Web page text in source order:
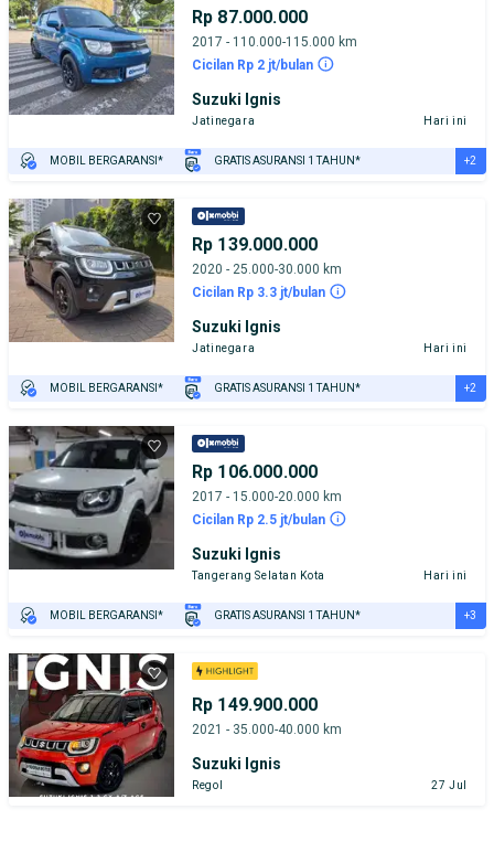
Rp 87.000.000
2017 - 110.000-115.000 km
Cicilan Rp 2 jt/bulan
Suzuki Ignis
Jatinegara Hari ini
MOBIL BERGARANSI* GRATIS ASURANSI 1 TAHUN* +2
Rp 139.000.000
2020 - 25.000-30.000 km
Cicilan Rp 3.3 jt/bulan
Suzuki Ignis
Jatinegara Hari ini
MOBIL BERGARANSI* GRATIS ASURANSI 1 TAHUN* +2
Rp 106.000.000
2017 - 15.000-20.000 km
Cicilan Rp 2.5 jt/bulan
Suzuki Ignis
Tangerang Selatan Kota Hari ini
MOBIL BERGARANSI* GRATIS ASURANSI 1 TAHUN*
PENJUAL TERVERIFIKASI
+3
Rp 149.900.000
2021 - 35.000-40.000 km
Suzuki Ignis
Regol 27 Jul